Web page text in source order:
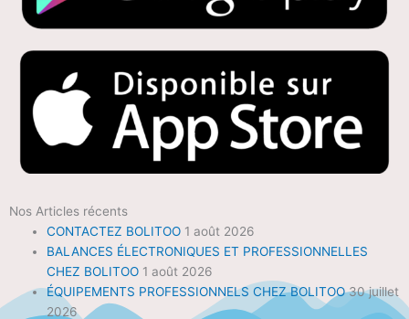
Nos Articles récents
CONTACTEZ BOLITOO 1 août 2026
BALANCES ÉLECTRONIQUES ET PROFESSIONNELLES
CHEZ BOLITOO 1 août 2026
ÉQUIPEMENTS PROFESSIONNELS CHEZ BOLITOO 30 juillet
2026